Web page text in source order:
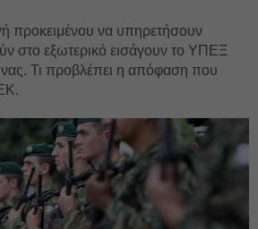
προκειμένου να υπηρετήσουν
στο εξωτερικό εισάγουν το ΥΠΕΞ
Τι προβλέπει η απόφαση που